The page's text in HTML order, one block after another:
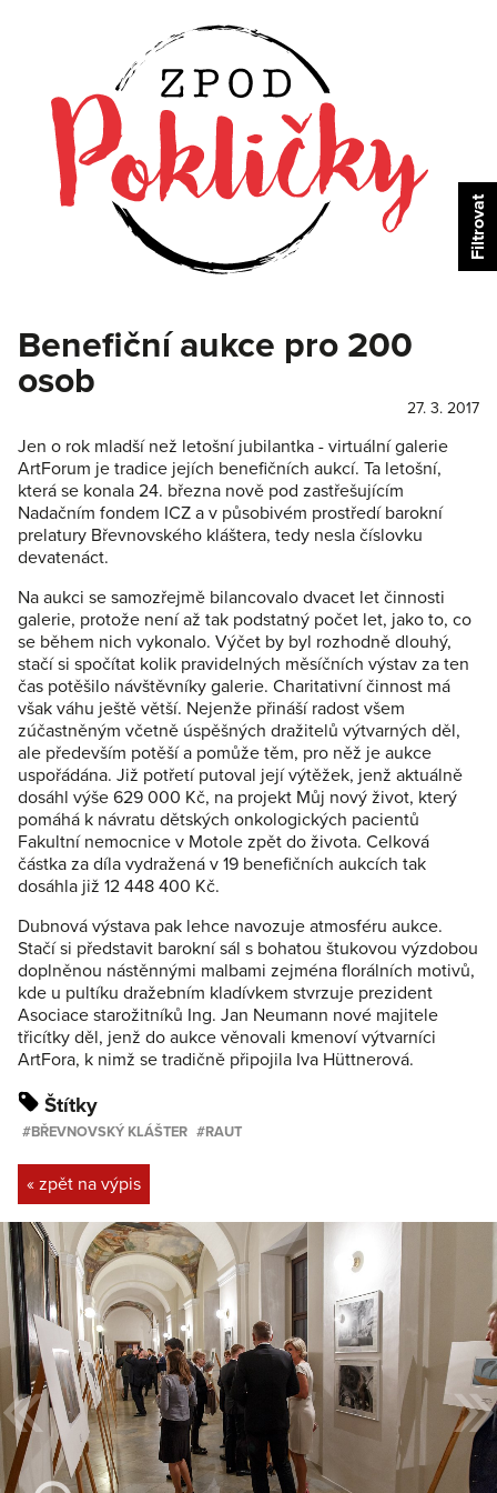
Benefiční aukce pro 200
osob
27. 3. 2017
Jen o rok mladší než letošní jubilantka - virtuální galerie
ArtForum je tradice jejích benefičních aukcí. Ta letošní,
která se konala 24. března nově pod zastřešujícím
Nadačním fondem ICZ a v působivém prostředí barokní
prelatury Břevnovského kláštera, tedy nesla číslovku
devatenáct.
Na aukci se samozřejmě bilancovalo dvacet let činnosti
galerie, protože není až tak podstatný počet let, jako to, co
se během nich vykonalo. Výčet by byl rozhodně dlouhý,
stačí si spočítat kolik pravidelných měsíčních výstav za ten
čas potěšilo návštěvníky galerie. Charitativní činnost má
však váhu ještě větší. Nejenže přináší radost všem
zúčastněným včetně úspěšných dražitelů výtvarných děl,
ale především potěší a pomůže těm, pro něž je aukce
uspořádána. Již potřetí putoval její výtěžek, jenž aktuálně
dosáhl výše 629 000 Kč, na projekt Můj nový život, který
pomáhá k návratu dětských onkologických pacientů
Fakultní nemocnice v Motole zpět do života. Celková
částka za díla vydražená v 19 benefičních aukcích tak
dosáhla již 12 448 400 Kč.
Dubnová výstava pak lehce navozuje atmosféru aukce.
Stačí si představit barokní sál s bohatou štukovou výzdobou
doplněnou nástěnnými malbami zejména florálních motivů,
kde u pultíku dražebním kladívkem stvrzuje prezident
Asociace starožitníků Ing. Jan Neumann nové majitele
třicítky děl, jenž do aukce věnovali kmenoví výtvarníci
ArtFora, k nimž se tradičně připojila Iva Hüttnerová.
Štítky
BŘEVNOVSKÝ KLÁŠTER RAUT
« zpět na výpis
« »